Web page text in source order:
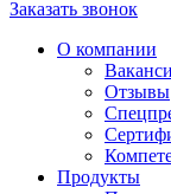
Заказать звонок
О компании
Отзывы
Продукты